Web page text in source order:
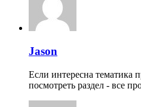
Jason
Если интересна тематика
посмотреть раздел - все